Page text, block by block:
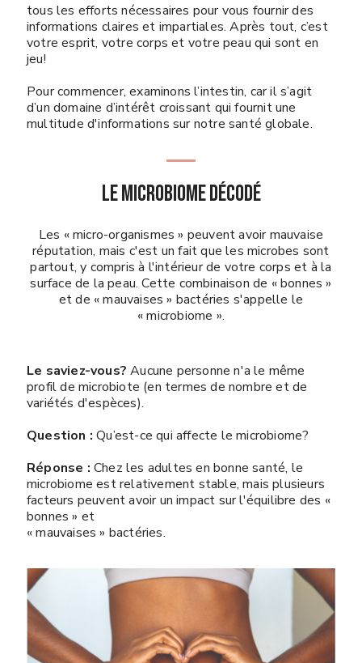
tous les efforts nécessaires pour vous fournir des
informations claires et impartiales. Après tout, c’est
votre esprit, votre corps et votre peau qui sont en
jeu!
Pour commencer, examinons l’intestin, car il s’agit
d’un domaine d’intérêt croissant qui fournit une
multitude d'informations sur notre santé globale.
Le microbiome décodé
Les « micro-organismes » peuvent avoir mauvaise
réputation, mais c'est un fait que les microbes sont
partout, y compris à l'intérieur de votre corps et à la
surface de la peau. Cette combinaison de « bonnes »
et de « mauvaises » bactéries s'appelle le
« microbiome ».
Le saviez-vous? Aucune personne n'a le même
profil de microbiote (en termes de nombre et de
variétés d'espèces).
Question : Qu’est-ce qui affecte le microbiome?
Réponse : Chez les adultes en bonne santé, le
microbiome est relativement stable, mais plusieurs
facteurs peuvent avoir un impact sur l'équilibre des «
bonnes » et
« mauvaises » bactéries.